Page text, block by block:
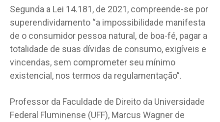
Segunda a Lei 14.181, de 2021, compreende-se por
superendividamento “a impossibilidade manifesta
de o consumidor pessoa natural, de boa-fé, pagar a
totalidade de suas dívidas de consumo, exigíveis e
vincendas, sem comprometer seu mínimo
existencial, nos termos da regulamentação”.
Professor da Faculdade de Direito da Universidade
Federal Fluminense (UFF), Marcus Wagner de